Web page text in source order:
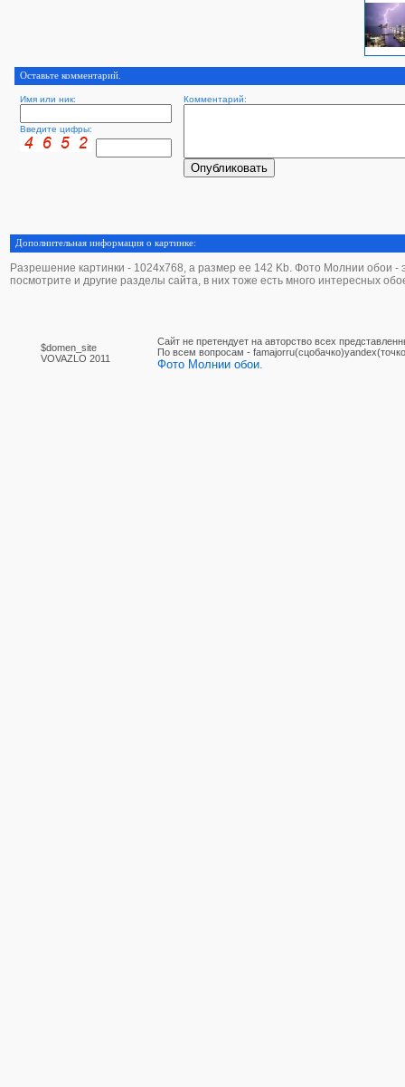
Оставьте комментарий.
Имя или ник: Комментарий:
Введите цифры:
Дополнительная информация о картинке:
Разрешение картинки - 1024х768, а размер ее 142 Kb. Фото Молнии обои -
посмотрите и другие разделы сайта, в них тоже есть много интересных
$domen_site
VOVAZLO 2011
Сайт не претендует на авторство всех
По вcем вопросам -
Фото Молнии обои.